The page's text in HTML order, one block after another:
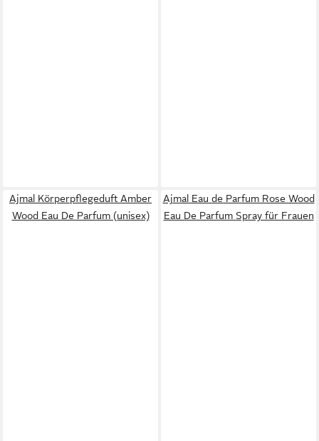
Ajmal Körperpflegeduft Amber
Wood Eau De Parfum (unisex)
Ajmal Eau de Parfum Rose Wood
Eau De Parfum Spray für Frauen